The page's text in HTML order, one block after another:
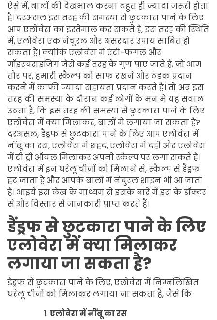
ऐसे में, बालों की देखभाल करना बहुत ही ज्यादा जरूरी होता
है। दरअसल इस तरह की समस्या से छुटकारा पाने के लिए
आप एलोवेरा का इस्तेमाल कर सकते हैं, इस तरह की स्थिति
में, एलोवेरा एक नेचुरल और असरदार उपाय साबित हो
सकता है। क्योंकि एलोवेरा में एंटी-फंगल और
मॉइस्चराइजिंग जैसे कई तरह के गुण पाए जाते हैं, जो आम
तौर पर, हमारी स्कैल्प को साफ रखने और ठंडक प्रदान
करने में काफी ज्यादा सहायता प्रदान करते हैं। तो अब इस
तरह की समस्या के दौरान कई लोगों के मन में यह सवाल
उठता है, कि इस तरह की समस्या से छुटकारा पाने के लिए
एलोवेरा में क्या मिलाकर, बालों में लगाया जा सकता है?
दरअसल, डैंड्रफ से छुटकारा पाने के लिए आप एलोवेरा में
नींबू का रस, एलोवेरा में शहद, एलोवेरा में दही और एलोवेरा
में टी ट्री ऑयल मिलाकर अपनी स्कैल्प पर लगा सकते हैं।
एलोवेरा में इन घरेलू चीजों को मिलाने से, स्कैल्प से डैंड्रफ
हट जाता है और आपके बालों में नेचुरल शाइन भी आ जाती
है। आइये इस लेख के माध्यम से इसके बारे में इस के डॉक्टर
से और विस्तार से जानकारी प्राप्त करते हैं।
डैंड्रफ से छुटकारा पाने के लिए
एलोवेरा में क्या मिलाकर
लगाया जा सकता है?
डैंड्रफ से छुटकारा पाने के लिए, एलोवेरा में निम्नलिखित
घरेलू चीजों को मिलाकर लगाया जा सकता है, जैसे कि
एलोवेरा में नींबू का रस